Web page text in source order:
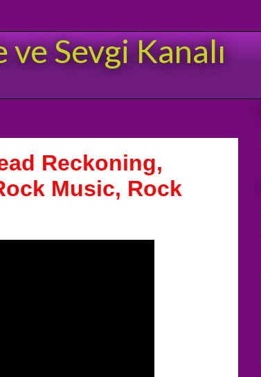
Sevgi Kanalı
Reckoning,
Music, Rock